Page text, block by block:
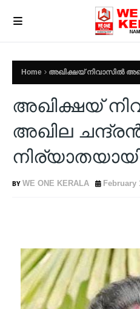
Home അഖിക്ഷയ് നിവാസിൽ
അഖിക്ഷയ്
അഖില
WE ONE KERALA February